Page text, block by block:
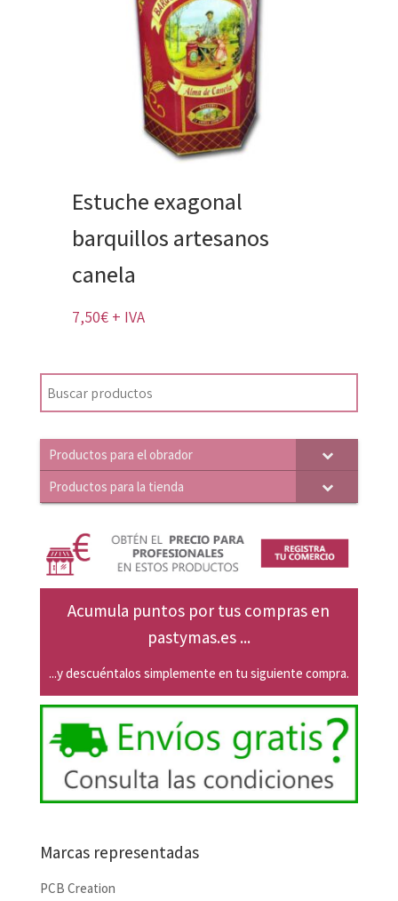
Estuche exagonal
barquillos artesanos
canela
7,50€ + IVA
Productos para el obrador
Productos para la tienda
Acumula puntos por tus compras en
pastymas.es ...
...y descuéntalos simplemente en tu siguiente compra.
Marcas representadas
PCB Creation